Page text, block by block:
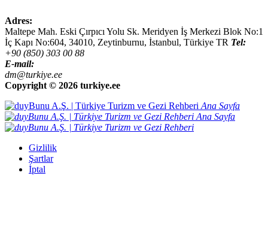
Adres:
Maltepe Mah. Eski Çırpıcı Yolu Sk. Meridyen İş Merkezi Blok No:1
İç Kapı No:604, 34010, Zeytinburnu, İstanbul, Türkiye TR Tel:
+90 (850) 303 00 88
E-mail:
dm@turkiye.ee
Copyright © 2026 turkiye.ee
Ana Sayfa
Ana Sayfa
Gizlilik
Şartlar
İptal